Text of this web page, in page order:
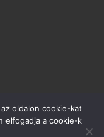
évelők, örökzöldek,
termesztése,
oldalon cookie-kat
elfogadja a cookie-k